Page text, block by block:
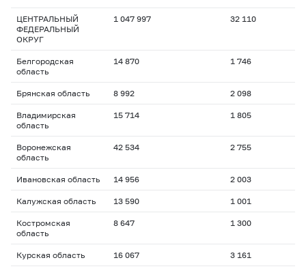
ЦЕНТРАЛЬНЫЙ
ФЕДЕРАЛЬНЫЙ
ОКРУГ
1 047 997 32 110
Белгородская
область
14 870 1 746
Брянская область 8 992 2 098
Владимирская
область
15 714 1 805
Воронежская
область
42 534 2 755
Ивановская область 14 956 2 003
Калужская область 13 590 1 001
Костромская
область
8 647 1 300
Курская область 16 067 3 161